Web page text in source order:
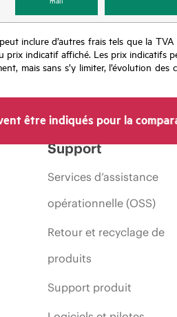
inclure d’autres frais tels que la
indicatif affiché. Les prix indicatifs
mais sans s’y limiter, l’évolution
être indiqués pour la
Support
Services d’assistance
opérationnelle (OSS)
Retour et recyclage de
produits
Support produit